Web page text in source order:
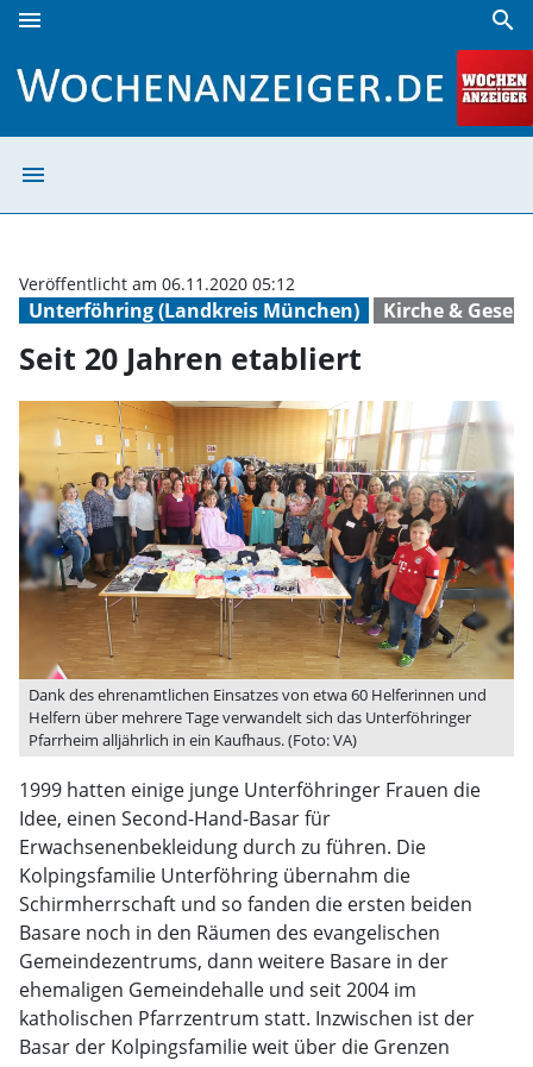
menu search
menu
Unterföhring (Landkreis München) Kirche &
Veröffentlicht am 06.11.2020 05:12
Seit 20 Jahren etabliert
Dank des ehrenamtlichen Einsatzes von etwa 60 Helferinnen und
Helfern über mehrere Tage verwandelt sich das Unterföhringer
Pfarrheim alljährlich in ein Kaufhaus. (Foto: VA)
1999 hatten einige junge Unterföhringer Frauen die
Idee, einen Second-Hand-Basar für
Erwachsenenbekleidung durch zu führen. Die
Kolpingsfamilie Unterföhring übernahm die
Schirmherrschaft und so fanden die ersten beiden
Basare noch in den Räumen des evangelischen
Gemeindezentrums, dann weitere Basare in der
ehemaligen Gemeindehalle und seit 2004 im
katholischen Pfarrzentrum statt. Inzwischen ist der
Basar der Kolpingsfamilie weit über die Grenzen